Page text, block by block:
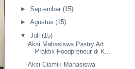
► September (15)
► Agustus (15)
▼ Juli (15)
Aksi Mahasiswa Pastry Art
Praktik Foodpreneur di K...
Aksi Ciamik Mahasiswa